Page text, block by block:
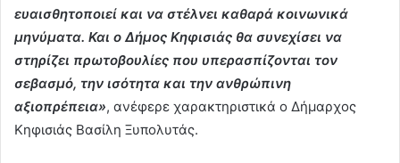
ευαισθητοποιεί και να στέλνει καθαρά κοινωνικά
μηνύματα. Και ο Δήμος Κηφισιάς θα συνεχίσει να
στηρίζει πρωτοβουλίες που υπερασπίζονται τον
σεβασμό, την ισότητα και την ανθρώπινη
αξιοπρέπεια», ανέφερε χαρακτηριστικά ο Δήμαρχος
Κηφισιάς Βασίλη Ξυπολυτάς.